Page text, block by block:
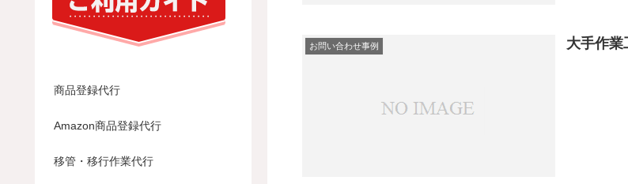
お問い合わせ事例 大手作業
商品登録代行
Amazon商品登録代行
移管・移行作業代行